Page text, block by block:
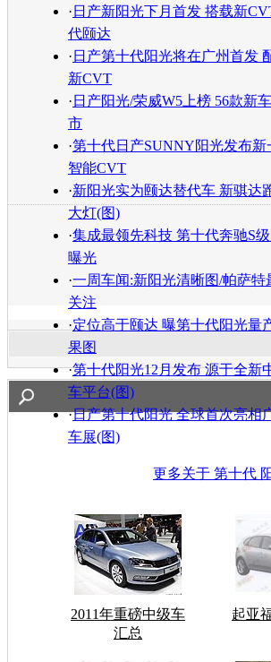
· 日产新阳光下月首发 搭载新
代颐达
· 日产第十代阳光将在广州首发
新CVT
· 日产阳光/荣威W5上榜 56款新
市
·第十代日产SUNNY阳光发布新
智能CVT
·新阳光实为颐达替代车 新骐达
大灯(图)
·集成最领先科技 第十代奔驰S
曝光
·一周车闻:新阳光清晰图/帕萨特
关注
·定位高于颐达 曝第十代阳光量
果图
·第十代阳光12月发布 源于全新
车平台(图)
·日产第十代阳光 全球首次亮相
车展(图)
更多关于 第十代
2011年重磅中级车
汇总
起亚